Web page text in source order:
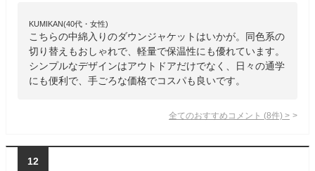
KUMIKAN(40代・女性)
こちらの中綿入りのダウンジャケットはいかが。同色系の
切り替えもおしゃれで、軽量で保温性にも優れています。
シンプルなデザインはアウトドアだけでなく、日々の通学
にも便利で、手ごろな価格でコスパも良いです。
全てのおすすめコメント (8件) >
12